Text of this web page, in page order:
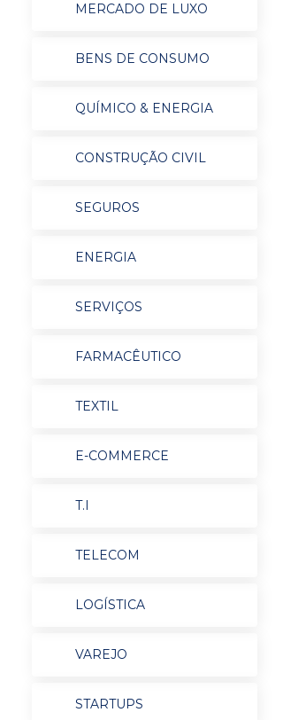
MERCADO DE LUXO
BENS DE CONSUMO
QUÍMICO & ENERGIA
CONSTRUÇÃO CIVIL
SEGUROS
ENERGIA
SERVIÇOS
FARMACÊUTICO
TEXTIL
E-COMMERCE
T.I
TELECOM
LOGÍSTICA
VAREJO
STARTUPS